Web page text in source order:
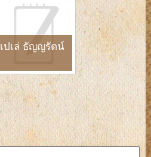
เปเล่ ธัญญรัตน์